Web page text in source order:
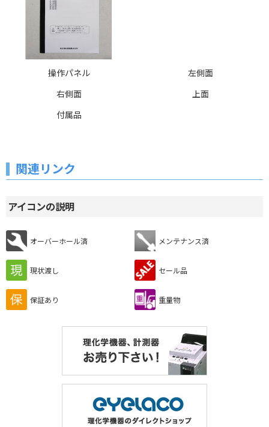
操作パネル
左側面
右側面
上面
付属品
関連リンク
アイコンの説明
オーバーホール済 メンテナンス済
現状渡し セール品
保証あり 重量物